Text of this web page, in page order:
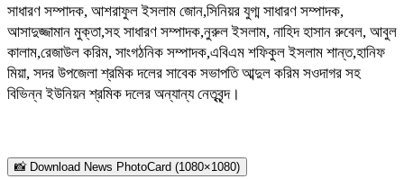
সাধারণ সম্পাদক, আশরাফুল ইসলাম জোন,সিনিয়র যুগ্ম সাধারণ সম্পাদক,
আসাদুজ্জামান মুক্তা,সহ সাধারণ সম্পাদক,নুরুল ইসলাম, নাহিদ হাসান রুবেল, আবুল
কালাম,রেজাউল করিম, সাংগঠনিক সম্পাদক,এবিএম শফিকুল ইসলাম শান্ত,হানিফ
মিয়া, সদর উপজেলা শ্রমিক দলের সাবেক সভাপতি আব্দুল করিম সওদাগর সহ
বিভিন্ন ইউনিয়ন শ্রমিক দলের অন্যান্য নেতৃবৃন্দ।
📸 Download News PhotoCard (1080×1080)